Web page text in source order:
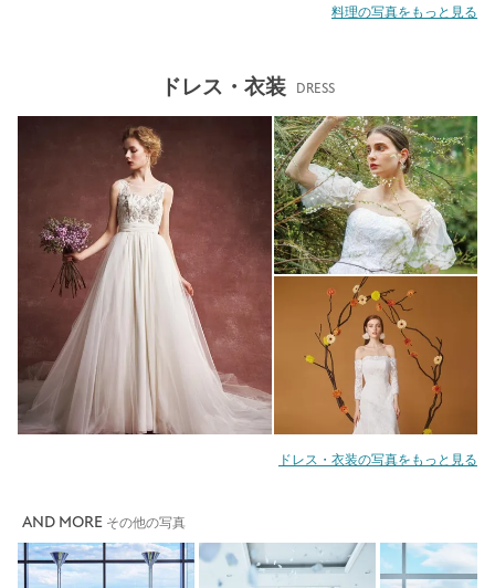
料理の写真をもっと見る
ドレス・衣装 DRESS
ドレス・衣装の写真をもっと見る
AND MORE その他の写真